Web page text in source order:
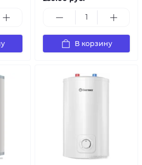
В корзину